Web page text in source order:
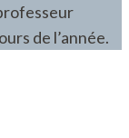
de l’année.